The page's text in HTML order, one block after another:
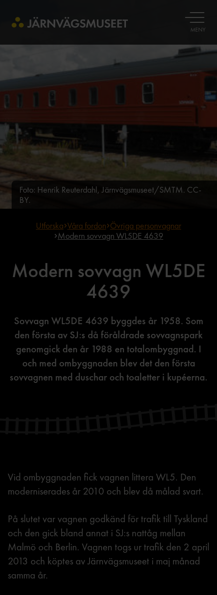
ÖPPNA
MENY
Foto: Henrik Reuterdahl, Järnvägsmuseet/SMTM. CC-
BY.
Utforska Våra fordon Övriga personvagnar
Modern sovvagn WL5DE 4639
Modern sovvagn WL5DE
4639
Sovvagn WL5DE 4639 byggdes år 1958. Som
den första av SJ:s då föråldrade sovvagnspark
genomgick den år 1988 en totalombyggnad. I
och med ombyggnaden blev det den första
sovvagnen med duschar och toaletter i kupéerna.
Vid ombyggnaden fick vagnen littera WL5. Den
moderniserades år 2010 och blev då målad svart.
På slutet var vagnen godkänd för trafik till Tyskland
och den gick bland annat i SJ:s nattåg mellan
Malmö och Berlin. Vagnen togs ur trafik den 2 april
2013 och köptes av Järnvägsmuseet i maj månad
samma år.